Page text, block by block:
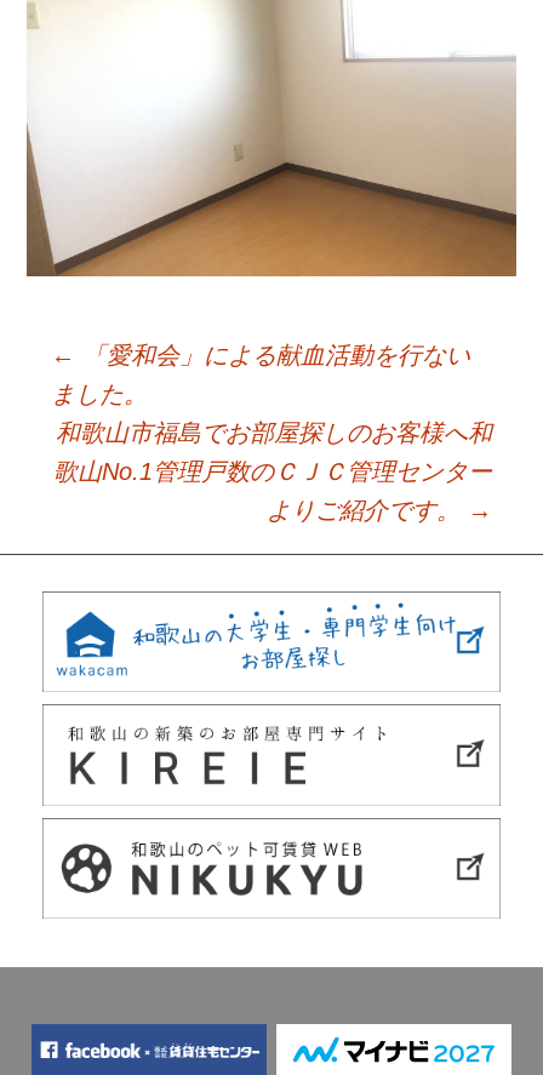
Post
navigation
←
「愛和会」による献血活動を行ない
ました。
和歌山市福島でお部屋探しのお客様へ和
歌山No.1管理戸数のＣＪＣ管理センター
よりご紹介です。
→